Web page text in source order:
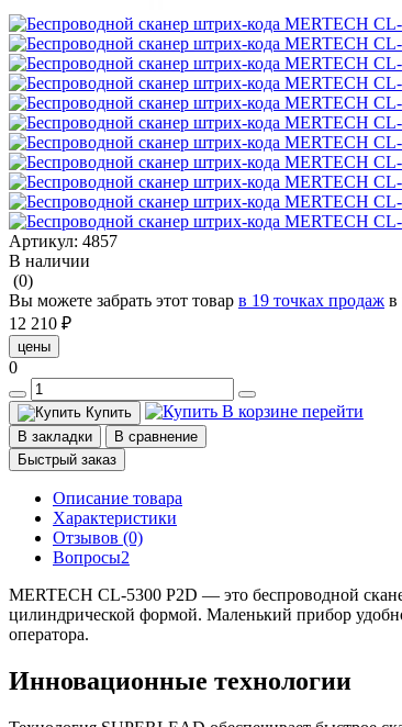
Артикул: 4857
В наличии
(0)
Вы можете забрать этот товар в 19 точках продаж в
12 210 ₽
цены
0
Купить В корзине перейти
В закладки
В сравнение
Быстрый заказ
Описание товара
Характеристики
Отзывов (0)
Вопросы2
MERTECH CL-5300 P2D — это беспроводной
цилиндрической формой. Маленький прибор
оператора.
Инновационные технологии